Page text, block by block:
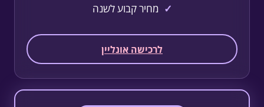
מחיר קבוע לשנה
לרכישה אונליין